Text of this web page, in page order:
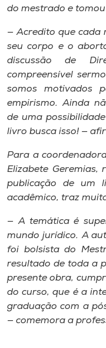
do mestrado e
— Acredito que cada
seu corpo e o
discussão de
compreensível
somos motivados
empirismo. Ainda
de uma
livro busca isso! —
Para a
Elizabete Geremias,
publicação de um
acadêmico, traz
— A temática é
mundo jurídico. A
foi bolsista do
resultado de toda a
presente obra,
do curso, que é a
graduação com a
— comemora a